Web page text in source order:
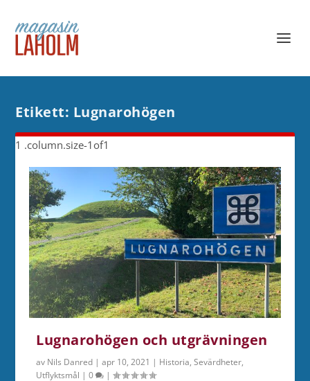
Etikett: Lugnarohögen
Lugnarohögen och utgrävningen
av Nils Danred |apr 10, 2021 | Historia,Sevärdheter,
Utflyktsmål |0 |